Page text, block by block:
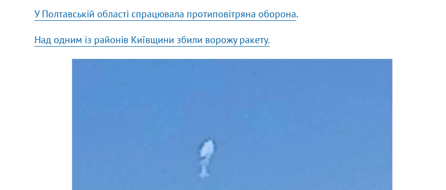
У Полтавській області спрацювала протиповітряна оборона.
Над одним із районів Київщини збили ворожу ракету.